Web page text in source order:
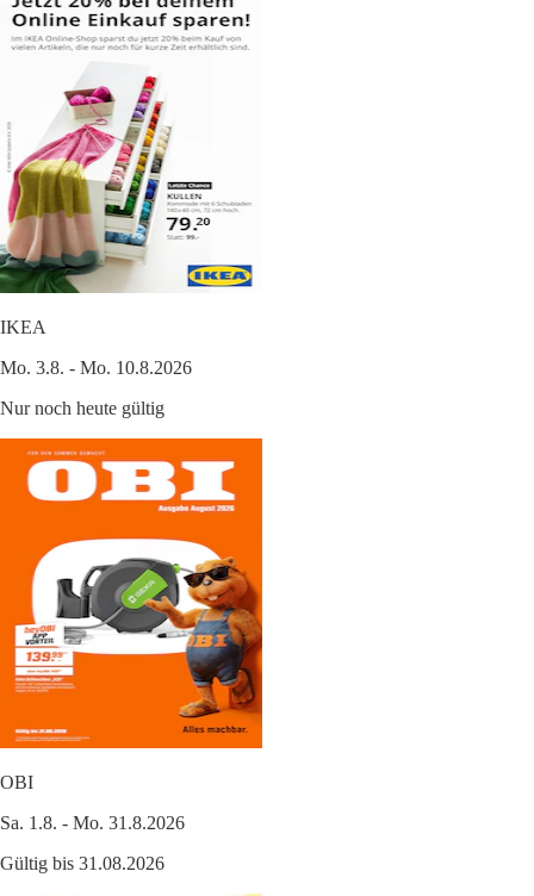
IKEA
Mo. 3.8. - Mo. 10.8.2026
Nur noch heute gültig
OBI
Sa. 1.8. - Mo. 31.8.2026
Gültig bis 31.08.2026